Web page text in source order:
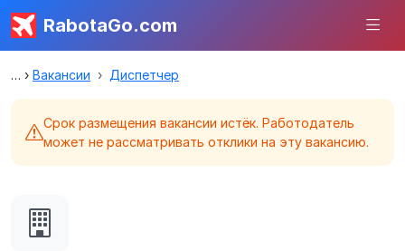
RabotaGo.com
Вакансии Диспетчер
Срок размещения вакансии истёк. Работодатель
может не рассматривать отклики на эту вакансию.